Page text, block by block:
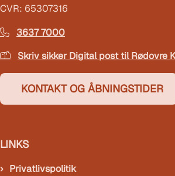
CVR: 65307316
3637 7000
Skriv sikker Digital post til Rødovre
KONTAKT OG ÅBNINGSTIDER
LINKS
Privatlivspolitik